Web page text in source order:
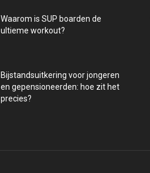
Waarom is SUP boarden de
ultieme workout?
Bijstandsuitkering voor jongeren
en gepensioneerden: hoe zit het
precies?